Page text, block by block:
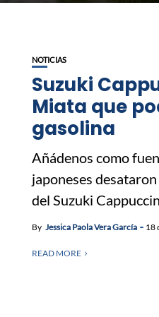
NOTICIAS
Suzuki
Miata que
gasolina
Añádenos como
japoneses
del Suzuki
By Jessica Paola Vera García 18
READ MORE